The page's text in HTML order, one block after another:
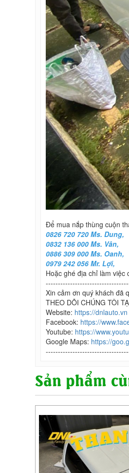
Để mua nắp thùng cuộn
0826 720 720 Ms. Dung,
0832 136 000 Ms. Vân,
0886 309 000 Ms. Oanh,
0979 242 056 Mr. Lợi,
Hoặc ghé địa chỉ làm
Xin cảm ơn quý khách đã
THEO DÕI CHÚNG TÔI
Website: https://dnlauto.vn
Facebook: https://
Youtube: https://
Google Maps: https://
Sản phẩm